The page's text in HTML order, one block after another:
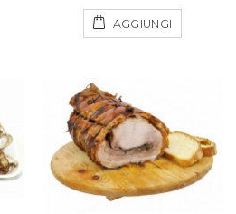
AGGIUNGI